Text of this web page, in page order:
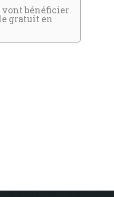
vont bénéficier
gratuit en